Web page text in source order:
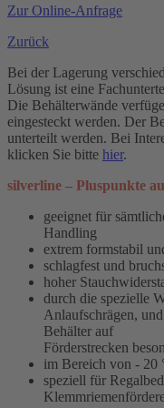
Zur Online-Anfrage
Zurück
Bei der Lagerung
Lösung ist eine
Die Behälterwände
eingesteckt werden. Der
unterteilt werden. Bei
klicken Sie bitte hier.
silverline – Pluspunkte
geeignet für
Handling
extrem formstabil
schlagfest und
hoher
durch die spezielle
Anlaufschrägen,
Behälter auf
Förderstrecken
im Bereich von - 20
speziell für